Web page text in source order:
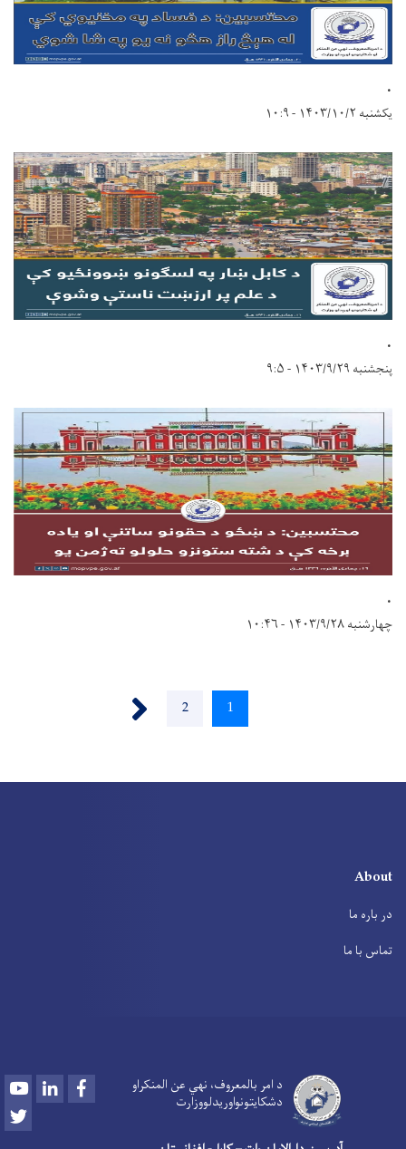
.
یکشنبه ۱۴۰۳/۱۰/۲ - ۱۰:۹
.
پنجشنبه ۱۴۰۳/۹/۲۹ - ۹:۵
.
چهارشنبه ۱۴۰۳/۹/۲۸ - ۱۰:۴۶
اوسنی
1 پاڼه
2
About
در باره ما
تماس با ما
د امر بالمعروف، نهي عن المنکراو
دشکایتونواوريدلووزارت
YoutubeLinkedInFacebook